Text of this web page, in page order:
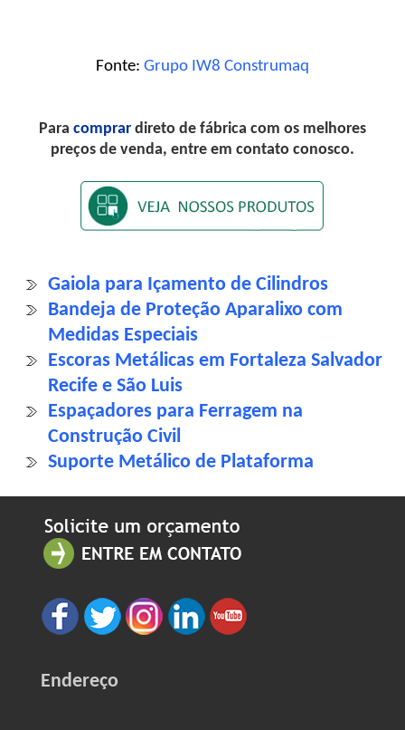
Fonte: Grupo IW8 Construmaq
Para comprar direto de fábrica com os melhores
preços de venda, entre em contato conosco.
Gaiola para Içamento de Cilindros
Bandeja de Proteção Aparalixo com
Medidas Especiais
Escoras Metálicas em Fortaleza Salvador
Recife e São Luis
Espaçadores para Ferragem na
Construção Civil
Suporte Metálico de Plataforma
Endereço